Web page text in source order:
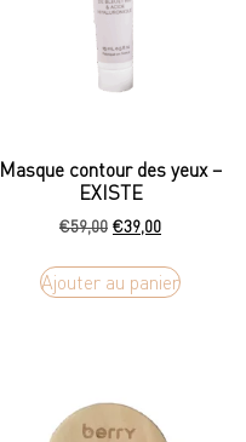
Masque contour des yeux –
EXISTE
€59,00 €39,00
Ajouter au panier